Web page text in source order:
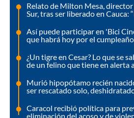
Relato de Milton Mesa, director
Sur, tras ser liberado en Cauca:
Así puede participar en 'Bici
que habrá hoy por el
¿Un tigre en Cesar? Lo que se
de un felino que tiene en alerta
Murió hipopótamo recién
ser rescatado solo,
Caracol recibió política para
eliminación del acoso y de